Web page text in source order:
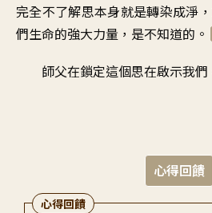
完全不了解思本身就是轉染成淨 ，
們生命的強大力量 ， 是不知道的 。
師父在鎖定這個思在啟示我們
心得回饋
心得回饋